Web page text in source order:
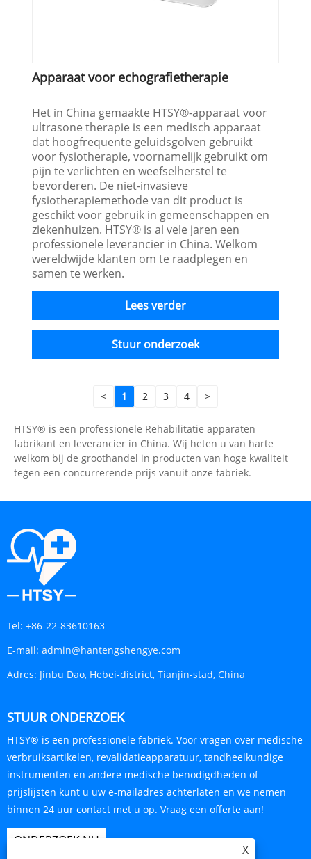
Apparaat voor echografietherapie
Het in China gemaakte HTSY®-apparaat voor
ultrasone therapie is een medisch apparaat
dat hoogfrequente geluidsgolven gebruikt
voor fysiotherapie, voornamelijk gebruikt om
pijn te verlichten en weefselherstel te
bevorderen. De niet-invasieve
fysiotherapiemethode van dit product is
geschikt voor gebruik in gemeenschappen en
ziekenhuizen. HTSY® is al vele jaren een
professionele leverancier in China. Welkom
wereldwijde klanten om te raadplegen en
samen te werken.
Lees verder
Stuur onderzoek
< 1 2 3 4 >
HTSY® is een professionele Rehabilitatie apparaten
fabrikant en leverancier in China. Wij heten u van harte
welkom bij de groothandel in producten van hoge kwaliteit
tegen een concurrerende prijs vanuit onze fabriek.
Tel: +86-22-83610163
E-mail: admin@hantengshengye.com
Adres: Jinbu Dao, Hebei-district, Tianjin-stad, China
STUUR ONDERZOEK
HTSY® is een professionele fabriek. Voor vragen over medische
verbruiksartikelen, revalidatieapparatuur, tandheelkundige
instrumenten en andere medische benodigdheden of
prijslijsten kunt u uw e-mailadres achterlaten en we nemen
binnen 24 uur contact met u op. Vraag een offerte aan!
ONDERZOEK NU
X